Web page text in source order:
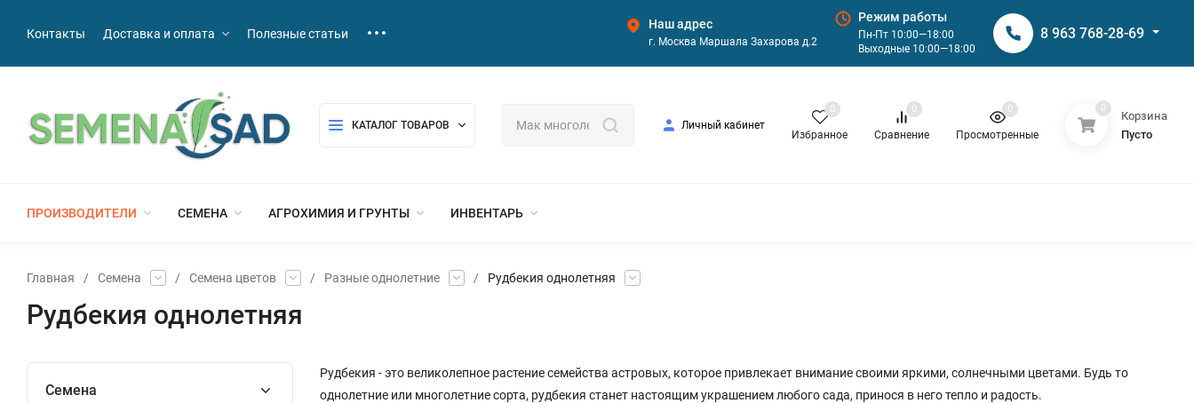
Контакты Доставка и оплата Полезные статьи
Наш адрес
г. Москва Маршала Захарова д.2
Режим работы
Пн-Пт 10:00—18:00
Выходные 10:00—18:00
8 963 768-28-69
КАТАЛОГ ТОВАРОВ
Личный кабинет
Избранное
0
Сравнение
0
Просмотренные
0 0
Корзина
Пусто
ПРОИЗВОДИТЕЛИ СЕМЕНА АГРОХИМИЯ И ГРУНТЫ ИНВЕНТАРЬ
Главная / Семена / Семена цветов / Разные однолетние / Рудбекия однолетняя
Рудбекия однолетняя
Семена
Рудбекия - это великолепное растение семейства астровых, которое привлекает внимание своими яркими, солнечными цветами. Будь то
однолетние или многолетние сорта, рудбекия станет настоящим украшением любого сада, принося в него тепло и радость.